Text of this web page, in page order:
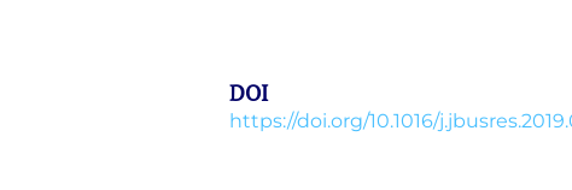
DOI
https://doi.org/10.1016/